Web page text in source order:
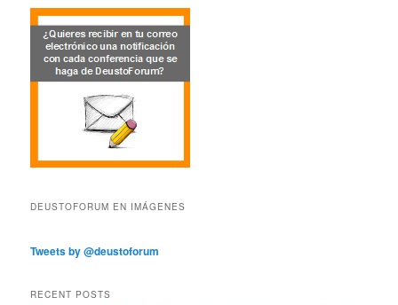
DEUSTOFORUM EN IMÁGENES
Tweets by @deustoforum
RECENT POSTS